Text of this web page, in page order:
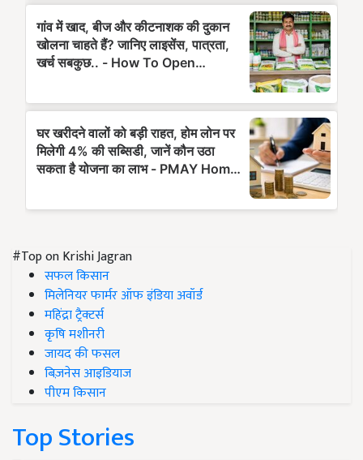
#Top on Krishi Jagran
सफल किसान
मिलेनियर फार्मर ऑफ इंडिया अवॉर्ड
महिंद्रा ट्रैक्टर्स
कृषि मशीनरी
जायद की फसल
बिज़नेस आइडियाज
पीएम किसान
Top Stories